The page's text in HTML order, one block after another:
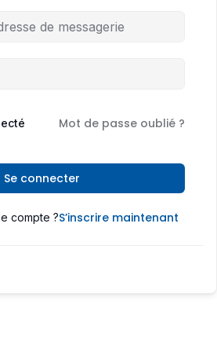
Mot de passe oublié ?
Se connecter
compte ?S’inscrire maintenant